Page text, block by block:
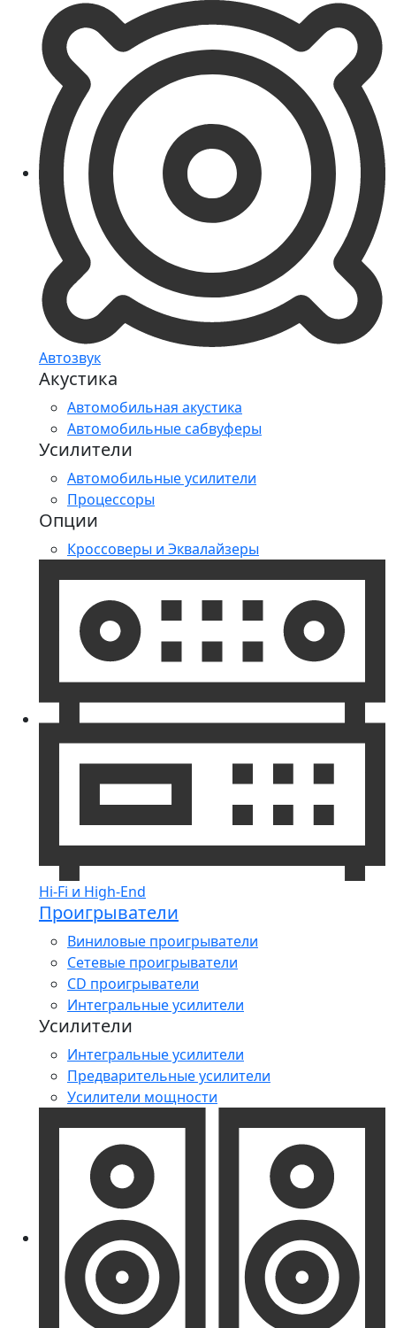
Автозвук
Акустика
Автомобильная акустика
Автомобильные сабвуферы
Усилители
Автомобильные усилители
Процессоры
Опции
Кроссоверы и Эквалайзеры
Hi-Fi и High-End
Проигрыватели
Виниловые проигрыватели
Сетевые проигрыватели
CD проигрыватели
Интегральные усилители
Усилители
Интегральные усилители
Предварительные усилители
Усилители мощности